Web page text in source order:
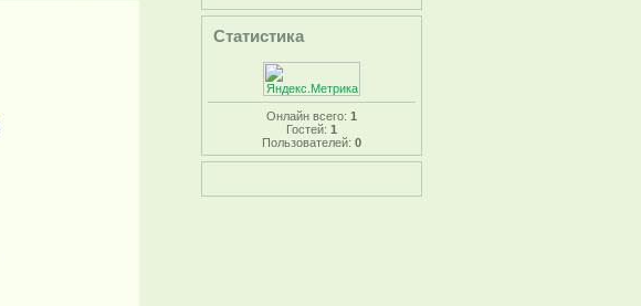
Статистика
Онлайн всего: 1
Гостей: 1
Пользователей: 0